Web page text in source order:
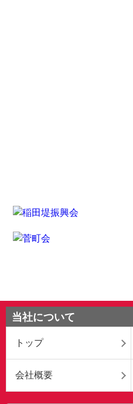
当社について
トップ
会社概要